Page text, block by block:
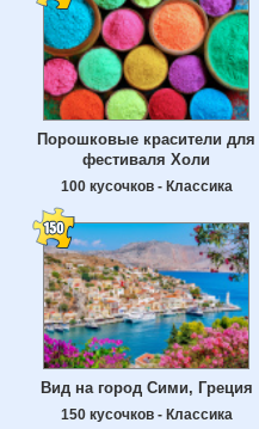
Порошковые красители для
фестиваля Холи
100 кусочков - Классика
Вид на город Сими, Греция
150 кусочков - Классика